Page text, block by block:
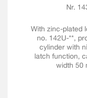
Nr.
With zinc-plated
no. 142U-**,
cylinder with
latch function,
width 50